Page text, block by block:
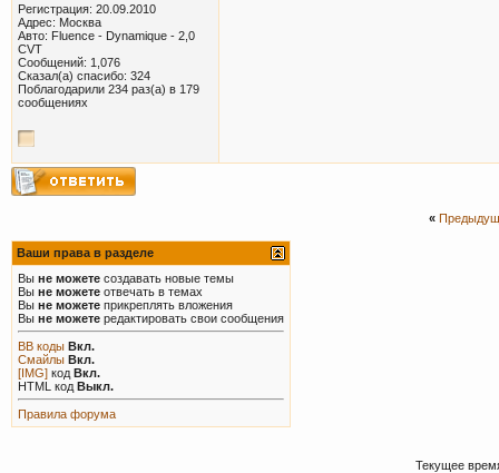
Регистрация: 20.09.2010
Адрес: Москва
Авто: Fluence - Dynamique - 2,0
CVT
Сообщений: 1,076
Сказал(а) спасибо: 324
Поблагодарили 234 раз(а) в 179
сообщениях
«
Ваши права в разделе
Вы не можете создавать новые темы
Вы не можете отвечать в темах
Вы не можете прикреплять вложения
Вы не можете редактировать свои сообщения
BB коды Вкл.
Смайлы Вкл.
[IMG] код Вкл.
HTML код Выкл.
Правила форума
Текущее